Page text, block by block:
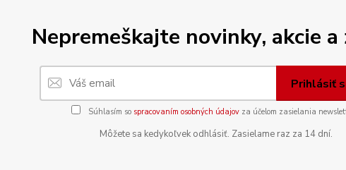
Nepremeškajte novinky, akcie a
Prihlásiť
Súhlasím so spracovaním osobných údajovza účelom zasielania
Môžete sa kedykoľvek odhlásiť. Zasielame raz za 14 dní.